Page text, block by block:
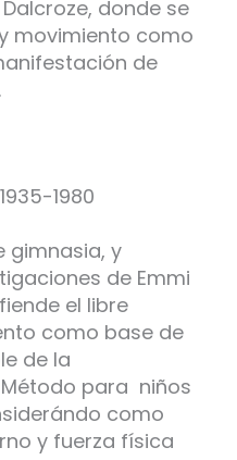
donde se
movimiento como
de
1980
gimnasia, y
de Emmi
el libre
como base de
de la
para niños
como
y fuerza física